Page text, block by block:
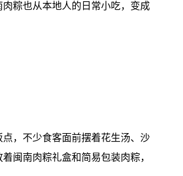
粽也从本地人的日常小吃，变成
，不少食客面前摆着花生汤、沙
闽南肉粽礼盒和简易包装肉粽，